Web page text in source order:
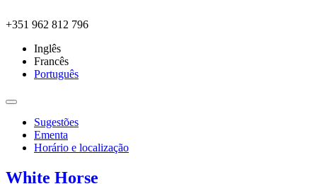
+351 962 812 796
Inglês
Francês
Português
Sugestões
Ementa
Horário e localização
White Horse